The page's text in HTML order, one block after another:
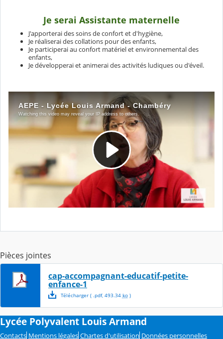
Je serai Assistante maternelle
J'apporterai des soins de confort et d'hygiène,
Je réaliserai des collations pour des enfants,
Je participerai au confort matériel et environnemental des
enfants,
Je développerai et animerai des activités ludiques ou d'éveil.
Pièces jointes
cap-accompagnant-educatif-petite-
enfance-1
Télécharger( .pdf, 493.34 ko)
Lycée Polyvalent Louis Armand
Contacts Mentions légales Chartes d'utilisation Données personnelles